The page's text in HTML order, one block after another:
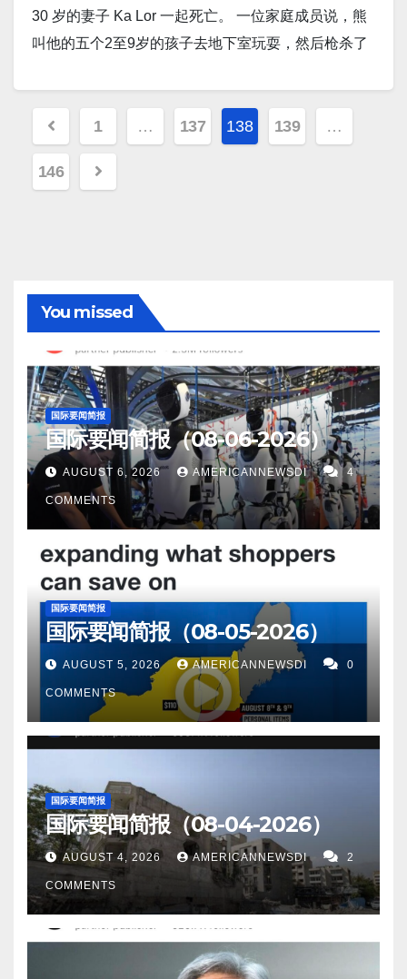
150,972人。新增死亡人数933人。 17。康州新增新冠
感染1,119人，新增死1人。 纽约州新增新冠确诊人数
为2,187人。新增死亡为17人。 马萨诸塞州新增新冠患
者为_人, 死亡_人。 18。世界疫情 昨日印度新增新冠
人。 俄罗斯昨日新增新冠患者39,689人。…
出现了持续的严重干旱，并带来了严重的连锁反应，
从能源短缺到严重的粮食不安全。 13。报道称，每天
重疾病的风险。 14。报道称，挪威已超过俄罗斯成为
欧洲最大的天然气供应国，并誓言随着能源危机的恶
化保持高产量。 15。汽油车将在加利福尼亚正式被禁
止，这是美国首次宣布禁止汽油车，这被认为是该国
17。康州新增新冠感染546人，新增死14人。 纽约州
新增新冠确诊人数6,232人。新增死亡人数56人。 新泽
诸塞州新增新冠患者为_人, 死亡_人。 18。世界疫情
昨日印度新增新冠患者10,649人； 日本新增208,451
人； 中国新增8,505人。 俄罗斯昨日新增新冠患者
30,427人。 德国新增52,939人。 法国新增29,408人。
英国新增8人。…
表在《食品》杂志上的综合研究中，报道称，在小鼠
的饮食中长期添加葡萄会导致独特的基因表达模式，
士领导。 13。由美国和澳大利亚牵头的大规模多国空
称是”欧洲对亚洲安全挑战的最大反应”。 14。一位澳
内亚冲突岛屿的所有者。 这个小岛链位于所罗门海和
划、一个小型度假村，以及足够的土地用于一
条 3000 米的战略跑道。 15。今年夏天，酷热的气温
将中国变成了一个熔炉。这导致工厂停电，包括制造
电池、电动汽车、多晶硅和其他脱碳所需材料的工
厂。 它反映了气候技术的崎岖道路，世界脱碳竞赛将
受到气候危机已经产生的影响。 16。美国疫情 昨日美
国新增新冠患者106,521人。新增死亡人数0人。 17。
康州新增新冠感染266人，新增死0人。 纽约州新增新
冠确诊人数6,108人。新增死亡人数32人。 新泽西州昨
天新增病例为613人。新增死亡为6人。 马萨诸塞州新
增新冠患者为_人, 死亡_人。 18。世界疫情 昨日印度
新增新冠患者8,586人； 日本新增140,920人； 中国新
增10,064人。 俄罗斯昨日新增新冠患者32,469人。…
用 CRISPR 技术开发了一种新的“可控、可逆和更安
全”的基因编辑方法。据《南华早报》发表的一篇报道
减少，并且在细胞系和体细胞中没有可检测到的附带
损伤，这表明其未来潜力巨大。 10。阿拉斯加的一座
颜色代码从黄色提高到橙色，同时将警报级别从咨询
被淹没在湖中的古老岛屿。据官方新闻媒体《环球时
报》报道，中国今年正经历几十年来从未有过的热浪
和干旱，全国各地的气温都超过了40摄氏度。 13。新
加坡南洋理工大学 (NTU) 的研究人员发明了一种隐形
涂层，可应用于木材使其防火。 14。报道称，新加坡
可能在不到十年的时间内超过澳大利亚和香港成为亚
洲百万富翁之都。 15。上海市当局表示，上海将从周
一开始关闭其著名的外滩沿江的装饰灯两天，以应对
导致电力需求飙升的全国性热浪。 16。美国疫情 昨日
美国新增新冠患者7,536人。新增死亡人数770人。
17。康州新增新冠感染320人，新增死0人。 纽约州新
增新冠确诊人数2,458人。新增死亡人数0人。 新泽西
州昨天新增病例为1,935人。新增死亡为5人。 马萨诸
塞州新增新冠患者为_人, 死亡_人。 18。世界疫情 昨
日印度新增新冠患者9,531人； 日本新增226,088人；
中国新增6,885人。 俄罗斯昨日新增新冠患者39,052
人。 德国新增_人。 法国新增_人。 英国新增_人。 以
制造的问题上，我们正处于与俄罗斯和中国的战争边
缘，没有任何关于这将如何结束或它应该导致什么的
在 2022 年上半年变得更加依赖中国，直接投资和贸易
逆差达到了新的高度，尽管柏林面临政治压力，要求
其从北京撤离。 6。美国麻省理工学院的工程师研发了
一种创新的电子皮肤，能够在不需要板载芯片或电池
斯坦数以百万计的人无法访问互联网。巴基斯坦电信
管理局（PTA）在一份声明中说，截至周五，全国中部
8 月 18 日（路透社）——在中国大陆以外使用人民币
进行全球支付的国家名单中，俄罗斯已排在第三位，
突显了它如何受到西方制裁的影响。在 2 月入侵乌克
兰之前，全球金融信息公司 SWIFT 发布的月度名单中
甚至没有俄罗斯，但周四公布的最新数据显示，现在
只有香港和金融强国英国领先。 9。8 月 20 日（UPI）
——澳大利亚皇家空军正在举办Pitch Black 演习，这
是与包括美国、英国和法国在内的 16 个其他国家的大
规模训练活动。 10。美国驻华大使尼古拉斯·伯恩斯在
北京就任六个月以来，首次接受电视采访时表示，中
国需要说服世界其他国家，中国不是“不稳定因素”，并
将在台湾海峡采取和平行动。 11。科廷大学的研究人
员通过使用比人类头发还小的激光，瞄准从海滩沙子
中提取的矿物的微观颗粒，发现了存在于西澳大利亚
称，一场大型太阳风暴可能会破坏电网和互联网。
13。布拉格，8 月 19 日（路透社）——美国驻布拉格
大使馆表示，美国将免费向捷克共和国赠送 8 架贝尔
军用直升机，捷克国防部长表示，这是对北约国家对
乌克兰的援助的认可。 14。乌克兰无人机发出“致命一
击”，摧毁了俄罗斯的电子战站 [视频]。 15。哥伦比亚
工程师创造的机器人学会了解自己而不是周围的环
30 岁的妻子 Ka Lor 一起死亡。 一位家庭成员说，熊
叫他的五个2至9岁的孩子去地下室玩耍，然后枪杀了
军。 这是在美国负责政策的副国防部长科林·卡尔确认
后。 在 Kahl 发表评论前几天，乌克兰使用 HARM 的
上，在无人机袭击后，舰队总部发生爆炸，“不幸的是
并为受干旱影响的长江流域输送更多水，同时通过播
种云、部署救灾资金和开发新的供应来源与破纪录的
热浪作斗争。两个多月来，烘烤温度扰乱了作物生
长，威胁到牲畜，并迫使西南依赖水电的地区的工业
关闭以确保家庭电力供应。 5。美国密歇根大学的一个
研究小组正在开发一种新的抗癌药物，该药物通过肠
道的淋巴系统而不是血管被吸收，有可能战胜导致耐
药性的分子信号通路，同时提高抗癌能力并减少副作
用。 6。塞尔维亚普拉霍沃 8 月 19 日（路透社）——
欧洲多年来最严重的干旱已将强大的多瑙河推至近一
个世纪以来的最低水位之一，暴露了数十艘载有炸药
的德国军舰的残骸，这些军舰在第二次世界大战期间
在塞尔维亚附近沉没。 7。俄罗斯已通知乌克兰扎波罗
热核电站的工人周五不要上班，原因是俄罗斯和乌克
兰都提出指控和猜测，该工厂可能发生事
故。 NBC 的 Meagan Fitzgerald 今天从 Bucha 报道。
8。报道称，来自美国、以色列、日本和澳大利亚的科
学家声称已经能够停止或逆转衰老。 9。研究人员发
现，免疫检查点抑制剂 (ICI) 治疗与晚期肿瘤患者报告
的生活质量 (QoL) 之间存在正相关系。 ICI 可用作单一
疗法或与其他类别的抗癌药物一起使用以保持健康的
生活质量。 10。北京，8 月 20 日（路透社）——据官
方媒体新华社报道，中国西南城市重庆的一个被淹没
Posts
pagination
1 … 137 138 139 …
146
You missed
国际要闻简报
国际要闻简报（08-06-2026）
AUGUST 6, 2026 AMERICANNEWSDI 4
COMMENTS
国际要闻简报
国际要闻简报（08-05-2026）
AUGUST 5, 2026 AMERICANNEWSDI 0
COMMENTS
国际要闻简报
国际要闻简报（08-04-2026）
AUGUST 4, 2026 AMERICANNEWSDI 2
COMMENTS